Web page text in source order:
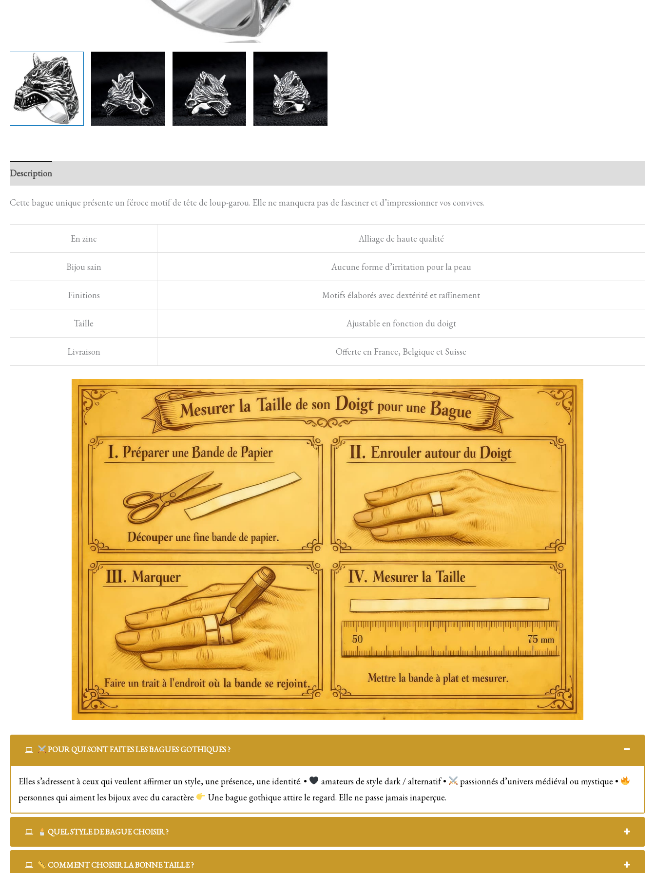
Description
Cette bague unique présente un féroce motif de tête de loup-garou. Elle ne manquera pas de fasciner et d’impressionner vos convives.
En zinc Alliage de haute qualité
Bijou sain Aucune forme d’irritation pour la peau
Finitions Motifs élaborés avec dextérité et raffinement
Taille Ajustable en fonction du doigt
Livraison Offerte en France, Belgique et Suisse
POUR QUI SONT FAITES LES BAGUES GOTHIQUES ?
Elles s’adressent à ceux qui veulent affirmer un style, une présence, une identité. • amateurs de style dark / alternatif •
passionnés d’univers médiéval ou mystique •
personnes qui aiment les bijoux avec du caractère
Une bague gothique attire le regard. Elle ne passe jamais inaperçue.
QUEL STYLE DE BAGUE CHOISIR ?
COMMENT CHOISIR LA BONNE TAILLE ?